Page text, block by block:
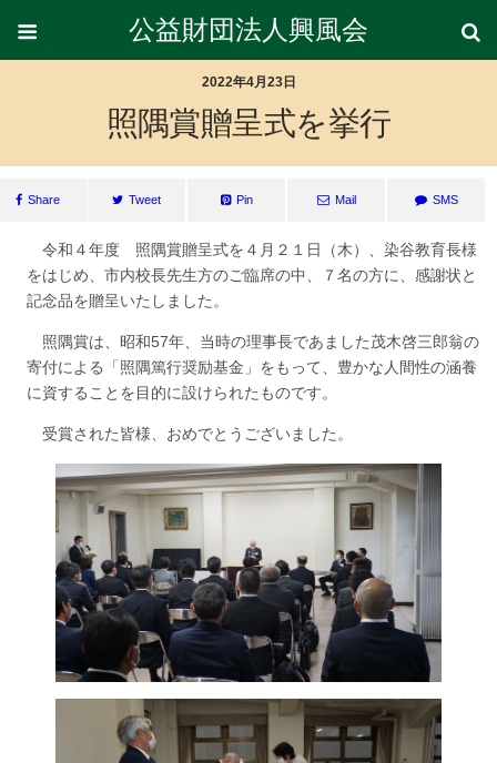
公益財団法人興風会
2022年4月23日
照隅賞贈呈式を挙行
Share Tweet Pin Mail SMS
令和４年度 照隅賞贈呈式を４月２１日（木）、染谷教育長様
をはじめ、市内校長先生方のご臨席の中、７名の方に、感謝状と
記念品を贈呈いたしました。
照隅賞は、昭和57年、当時の理事長であました茂木啓三郎翁の
寄付による「照隅篤行奨励基金」をもって、豊かな人間性の涵養
に資することを目的に設けられたものです。
受賞された皆様、おめでとうございました。